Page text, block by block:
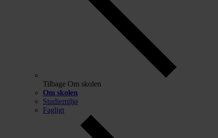
Tilbage Om skolen
Om skolen
Studiemiljø
Fagligt